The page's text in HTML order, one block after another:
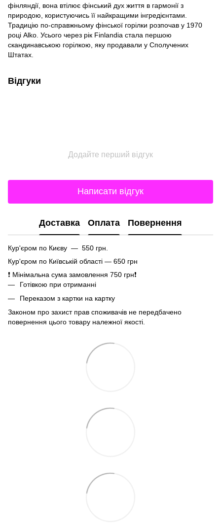
фінляндії, вона втілює фінський дух життя в гармонії з
природою, користуючись її найкращими інгредієнтами.
Традицію по-справжньому фінської горілки розпочав у 1970
році Alko. Усього через рік Finlandia стала першою
скандинавською горілкою, яку продавали у Сполучених
Штатах.
Відгуки
Додайте перший відгук
Написати відгук
Доставка Оплата Повернення
Кур'єром по Києву — 550 грн.
Кур'єром по Київській області — 650 грн
❗ Мінімальна сума замовлення 750 грн❗
Готівкою при отриманні
Переказом з картки на картку
Законом про захист прав споживачів не передбачено
повернення цього товару належної якості.